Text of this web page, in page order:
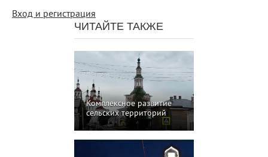
Вход и регистрация
ЧИТАЙТЕ ТАКЖЕ
Комплексное развитие
сельских территорий